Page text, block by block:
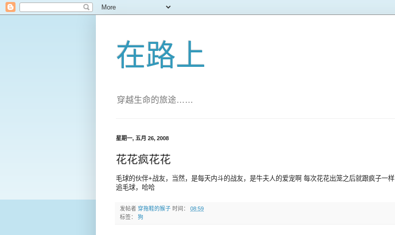
在路上
穿越生命的旅途……
星期一, 五月 26, 2008
花花疯花花
毛球的伙伴+战友，当然，是每天内斗的战友，是牛夫人的爱宠啊 每次花花出笼之后就跟疯子一样
追毛球，哈哈
发帖者 穿拖鞋的猴子 时间： 08:59
标签： 狗